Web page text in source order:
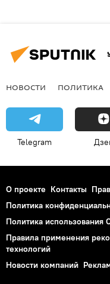
НОВОСТИ ПОЛИТИКА
Telegram
О проекте Контакты
Политика
Политика использования
Правила применения
технологий
Новости компаний